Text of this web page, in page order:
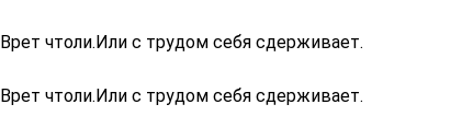
чтоли.Или с трудом себя сдерживает.
чтоли.Или с трудом себя сдерживает.